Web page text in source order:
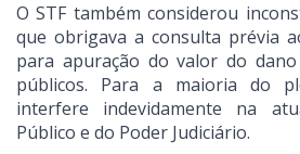
O STF também considerou
que obrigava a consulta prévia
para apuração do valor do
públicos. Para a maioria do
interfere indevidamente na
Público e do Poder Judiciário.